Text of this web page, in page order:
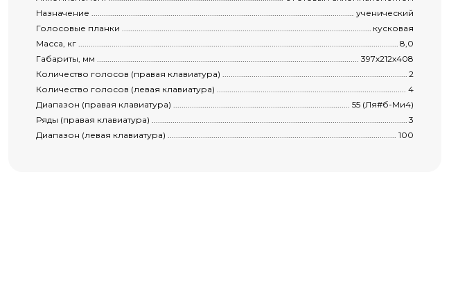
Назначение
ученический
Голосовые планки
кусковая
Масса, кг
8,0
Габариты, мм
397х212х408
Количество голосов (правая клавиатура)
2
Количество голосов (левая клавиатура)
4
Диапазон (правая клавиатура)
55 (Ля#б-Ми4)
Ряды (правая клавиатура)
3
Диапазон (левая клавиатура)
100